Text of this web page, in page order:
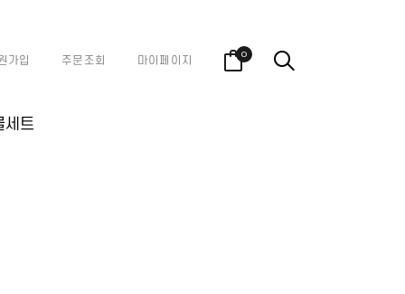
세트
가입 주문조회 마이페이지 0